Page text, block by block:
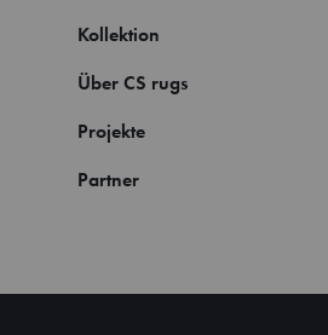
Kollektion
Über CS rugs
Projekte
Partner